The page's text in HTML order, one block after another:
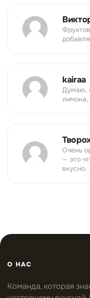
kairaa
Думаю,
лимона,
Очень
— это
вкусно.
О НАС
Команда, которая